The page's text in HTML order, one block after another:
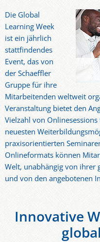
Die Global
Learning Week
ist ein jährlich
stattfindendes
Event, das von
der Schaeffler
Gruppe für ihre
Mitarbeitenden weltweit
Veranstaltung bietet den
Vielzahl von
neuesten
praxisorientierten
Onlineformats können
Welt, unabhängig von ihrer
und von den angebotenen
Innovative